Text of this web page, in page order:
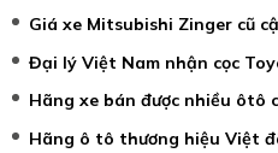
Giá xe Mitsubishi Zinger cũ
Đại lý Việt Nam nhận cọc
Hãng xe bán được nhiều ôtô
Hãng ô tô thương hiệu Việt